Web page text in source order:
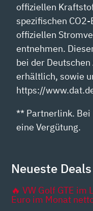
offiziellen
spezifischen
offiziellen
entnehmen.
bei der
erhältlich, sowie
https://
** Partnerlink. Bei
eine Vergütung.
Neueste Deals
🔥 VW Golf GTE
Euro im Monat